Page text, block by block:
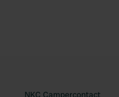
NKC Campercontact